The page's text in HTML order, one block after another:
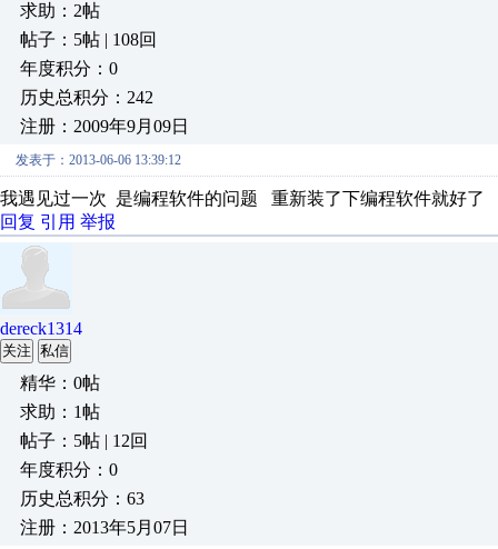
求助：2帖
帖子：5帖 | 108回
年度积分：0
历史总积分：242
注册：2009年9月09日
发表于：2013-06-06 13:39:12
我遇见过一次 是编程软件的问题 重新装了下编程软件就好了
回复 引用 举报
dereck1314
关注 私信
精华：0帖
求助：1帖
帖子：5帖 | 12回
年度积分：0
历史总积分：63
注册：2013年5月07日